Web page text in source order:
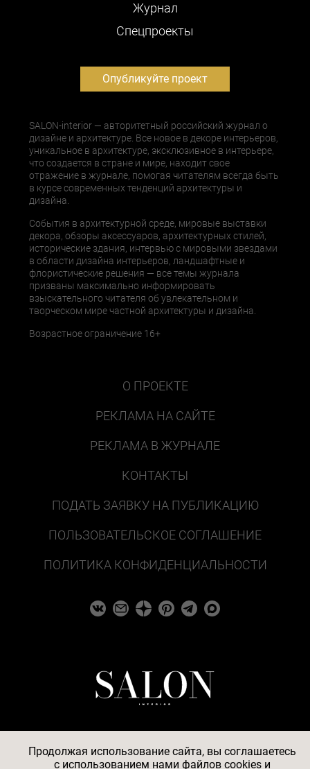
Журнал
Cпецпроекты
Опубликуйте проект
SALON-interior — авторитетный российский журнал о
дизайне и архитектуре. Все новое в декоре интерьеров,
уникальное в архитектуре, эксклюзивное в интерьере,
что создается в стране и мире, находит свое
отражение в журнале, помогая читателям всегда быть
в курсе современных тенденций архитектуры и
дизайна.
События в архитектурной среде, мировые выставки
декора, обзоры аксессуаров, архитектурных стилей,
исторические здания, интервью с мировыми звездами
в области дизайна интерьеров, ландшафтные и
флористические решения — все темы журнала
призваны максимально информировать
взыскательного читателя об увлекательном и
творческом мире частной архитектуры и дизайна.
Возрастное ограничение 16+
О ПРОЕКТЕ
РЕКЛАМА НА САЙТЕ
РЕКЛАМА В ЖУРНАЛЕ
КОНТАКТЫ
ПОДАТЬ ЗАЯВКУ НА ПУБЛИКАЦИЮ
ПОЛЬЗОВАТЕЛЬСКОЕ СОГЛАШЕНИЕ
ПОЛИТИКА КОНФИДЕНЦИАЛЬНОСТИ
Продолжая использование сайта, вы соглашаетесь
c использованием нами файлов cookiesи